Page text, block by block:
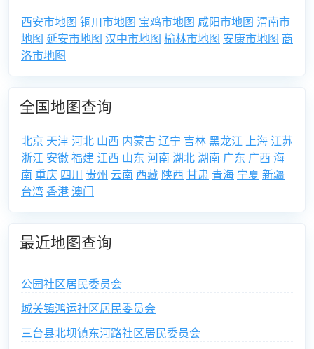
西安市地图 铜川市地图 宝鸡市地图 咸阳市地图 渭南市
地图 延安市地图 汉中市地图 榆林市地图 安康市地图 商
洛市地图
全国地图查询
北京 天津河北 山西 内蒙古辽宁 吉林黑龙江 上海 江苏
浙江 安徽福建 江西 山东 河南 湖北湖南 广东 广西 海
南 重庆 四川 贵州 云南 西藏 陕西 甘肃 青海 宁夏 新疆
台湾 香港 澳门
最近地图查询
公园社区居民委员会
城关镇鸿运社区居民委员会
三台县北坝镇东河路社区居民委员会